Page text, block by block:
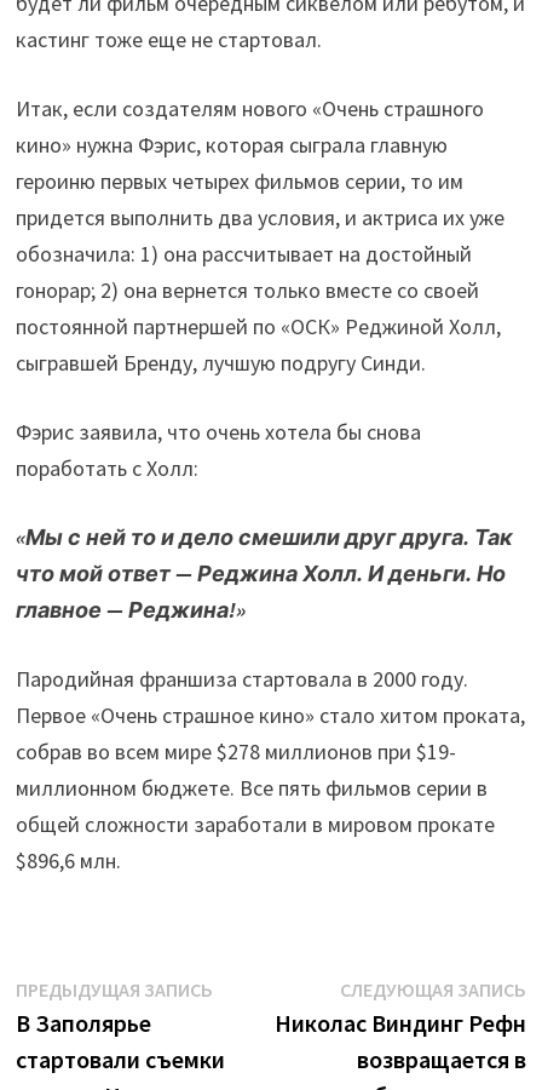
кастинг тоже еще не стартовал.
Итак, если создателям нового «Очень страшного
кино» нужна Фэрис, которая сыграла главную
героиню первых четырех фильмов серии, то им
придется выполнить два условия, и актриса их уже
обозначила: 1) она рассчитывает на достойный
гонорар; 2) она вернется только вместе со своей
постоянной партнершей по «ОСК» Реджиной Холл,
сыгравшей Бренду, лучшую подругу Синди.
Фэрис заявила, что очень хотела бы снова
поработать с Холл:
«Мы с ней то и дело смешили друг друга. Так
что мой ответ — Реджина Холл. И деньги. Но
главное — Реджина!»
Пародийная франшиза стартовала в 2000 году.
Первое «Очень страшное кино» стало хитом проката,
собрав во всем мире $278 миллионов при $19-
миллионном бюджете. Все пять фильмов серии в
общей сложности заработали в мировом прокате
$896,6 млн.
Навигация
по
ПРЕДЫДУЩАЯ ЗАПИСЬПредыдущая
запись:
В Заполярье
стартовали съемки
СЛЕДУЮЩАЯ ЗАПИСЬ
Николас Виндинг Рефн
возвращается в